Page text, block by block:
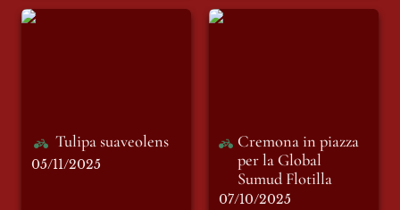
Tulipa suaveolens
Tulipa suaveolens
05/11/2025
Cremona in piazza
Cremona in piazza
per la Global
Sumud Flotilla
07/10/2025